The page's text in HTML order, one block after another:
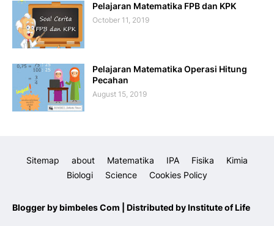
Pelajaran Matematika FPB dan KPK
October 11, 2019
Pelajaran Matematika Operasi Hitung
Pecahan
August 15, 2019
Blogger bybimbeles Com | Distributed byInstitute of Life
Sitemap about Matematika IPA Fisika
Kimia
Biologi
Science Cookies Policy